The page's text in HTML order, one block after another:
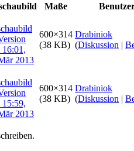
Maße
600×314
(38 KB)
Drabiniok
(Diskussion |
600×314
(38 KB)
Drabiniok
(Diskussion |